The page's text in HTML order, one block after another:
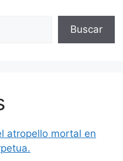
Buscar
atropello mortal en